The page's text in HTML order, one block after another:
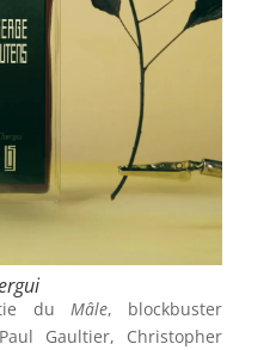
du Mâle, blockbuster
Gaultier, Christopher